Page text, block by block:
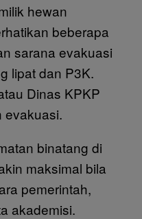
hewan
beberapa
sarana evakuasi
lipat dan P3K.
Dinas KPKP
evakuasi.
binatang di
maksimal bila
pemerintah,
akademisi.